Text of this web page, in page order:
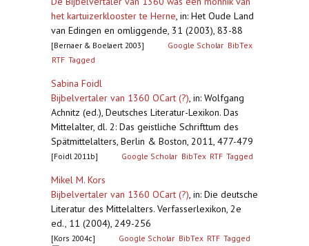
het kartuizerklooster te Herne, in: Het Oude Land
van Edingen en omliggende, 31 (2003), 83-88
[Bernaer & Boelaert 2003] Google Scholar BibTex
RTF Tagged
Sabina Foidl
Bijbelvertaler van 1360 OCart (?), in: Wolfgang
Achnitz (ed.), Deutsches Literatur-Lexikon. Das
Mittelalter, dl. 2: Das geistliche Schrifttum des
Spätmittelalters, Berlin & Boston, 2011, 477-479
[Foidl 2011b] Google Scholar BibTex RTF Tagged
Mikel M. Kors
Bijbelvertaler van 1360 OCart (?), in: Die deutsche
Literatur des Mittelalters. Verfasserlexikon, 2e
ed., 11 (2004), 249-256
[Kors 2004c] Google Scholar BibTex RTF Tagged